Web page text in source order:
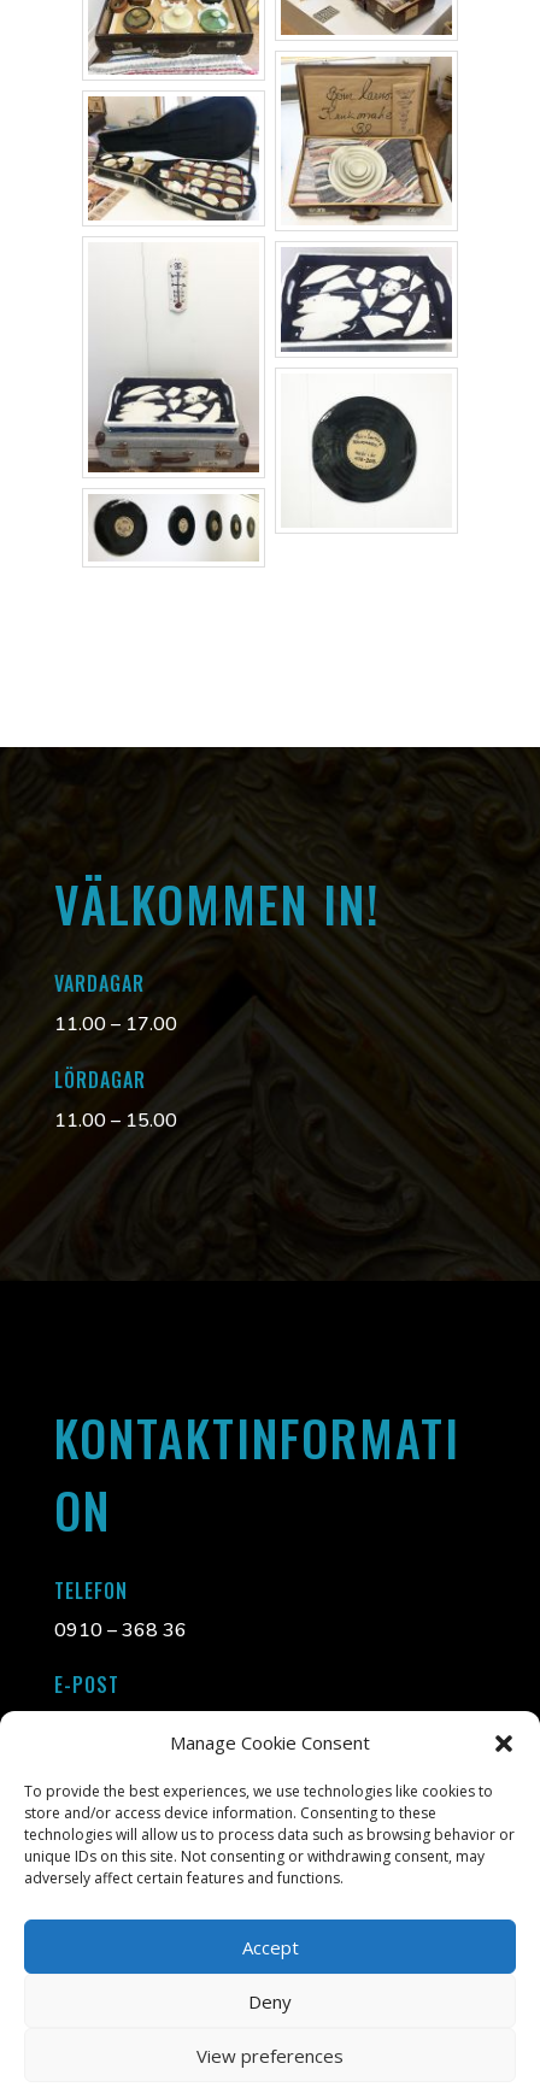
Manage Cookie Consent
To provide the best experiences, we use technologies like cookies to
store and/or access device information. Consenting to these
technologies will allow us to process data such as browsing behavior or
unique IDs on this site. Not consenting or withdrawing consent, may
adversely affect certain features and functions.
Accept
Deny
View preferences
VÄLKOMMEN IN!
VARDAGAR
11.00 – 17.00
LÖRDAGAR
11.00 – 15.00
KONTAKTINFORMATI
ON
TELEFON
0910 – 368 36
E-POST
ADDRESS
Tjärhovsgatan 5, 931 32 Skellefteå
Liljas Konst & Ram, Tjärhovsgatan 5, Skellefteå, Öppet